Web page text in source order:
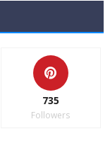
735
Followers